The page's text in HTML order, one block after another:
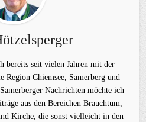
bereits seit vielen Jahren mit der
Region Chiemsee, Samerberg und
Nachrichten möchte ich
aus den Bereichen Brauchtum,
Kirche, die sonst vielleicht in den